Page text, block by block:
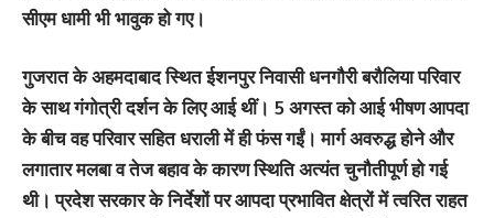
सीएम धामी भी भावुक हो गए।
गुजरात के अहमदाबाद स्थित ईशनपुर निवासी धनगौरी बरौलिया परिवार
के साथ गंगोत्री दर्शन के लिए आई थीं। 5 अगस्त को आई भीषण आपदा
के बीच वह परिवार सहित धराली में ही फंस गईं। मार्ग अवरुद्ध होने और
लगातार मलबा व तेज बहाव के कारण स्थिति अत्यंत चुनौतीपूर्ण हो गई
थी। प्रदेश सरकार के निर्देशों पर आपदा प्रभावित क्षेत्रों में त्वरित राहत